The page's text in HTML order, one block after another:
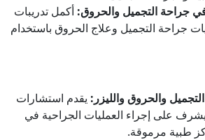
جراحة التجميل والحروق: أكمل تدريبات
جراحة التجميل وعلاج الحروق باستخدام
والحروق والليزر: يقدم استشارات
على إجراء العمليات الجراحية في
طبية مرموقة.